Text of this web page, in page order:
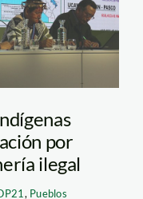
por
ilegal
, Pueblos